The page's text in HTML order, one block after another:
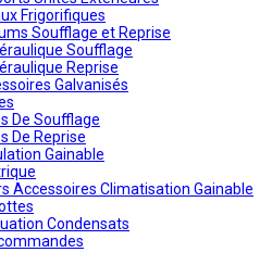
Frigorifiques
Soufflage et Reprise
Soufflage
Reprise
Galvanisés
De Soufflage
De Reprise
Gainable
Accessoires Climatisation Gainable
Condensats